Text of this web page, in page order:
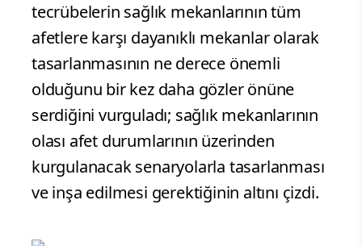
tecrübelerin sağlık mekanlarının tüm
afetlere karşı dayanıklı mekanlar olarak
tasarlanmasının ne derece önemli
olduğunu bir kez daha gözler önüne
serdiğini vurguladı; sağlık mekanlarının
olası afet durumlarının üzerinden
kurgulanacak senaryolarla tasarlanması
ve inşa edilmesi gerektiğinin altını çizdi.